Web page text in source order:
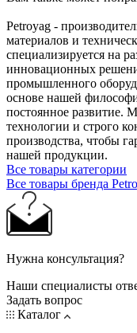
Petroyag -
материалов и
специализируется на
инновационных
промышленного
основе нашей
постоянное развитие.
технологии и строго
производства, чтобы
нашей продукции.
Все товары категории
Все товары бренда
Нужна консультация?
Наши специалисты
Задать вопрос
Каталог